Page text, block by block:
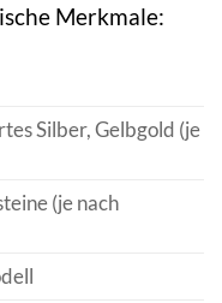
Merkmale:
Silber, Gelbgold (je
(je nach